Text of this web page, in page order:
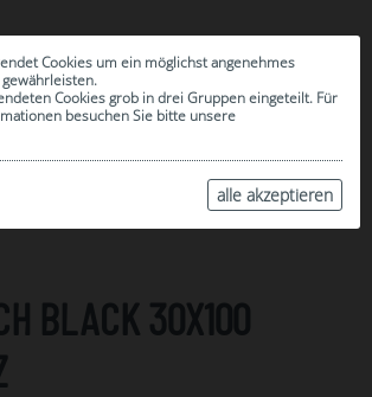
Cookies um ein möglichst angenehmes
Cookies grob in drei Gruppen eingeteilt. Für
besuchen Sie bitte unsere
alle akzeptieren
BLACK 30X100